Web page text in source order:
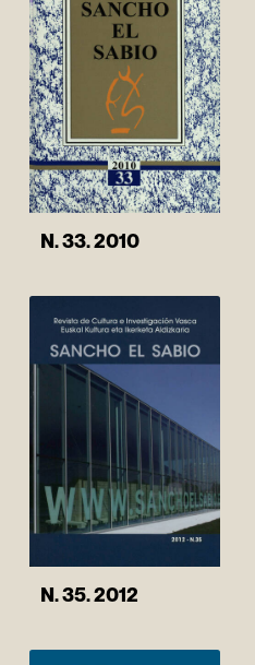
N. 33. 2010
N. 35. 2012